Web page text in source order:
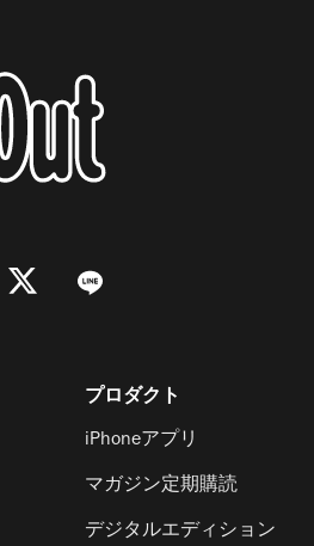
プロダクト
iPhoneアプリ
マガジン定期購読
デジタルエディション